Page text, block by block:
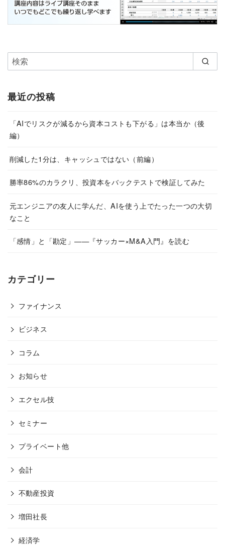
最近の投稿
「AIでリスクが減るから資本コストも下がる」は本当か（後
編）
削減した1分は、キャッシュではない（前編）
勝率86%のカラクリ、投資本をバックテストで検証してみた
元エンジニアの友人に学んだ、AIを使う上でたった一つの大切
なこと
「感情」と「勘定」——『サッカー×M&A入門』を読む
カテゴリー
ファイナンス
ビジネス
コラム
お知らせ
エクセル技
セミナー
プライベート他
会計
不動産投資
増田社長
経済学